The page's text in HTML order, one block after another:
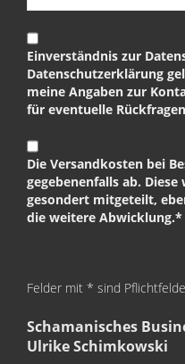
Einverständnis zur
Datenschutzerklärung
meine Angaben zur
für eventuelle
Die Versandkosten bei
gegebenenfalls ab.
gesondert mitgeteilt,
die weitere Abwicklung.*
Felder mit * sind
Schamanisches
Ulrike Schimkowski